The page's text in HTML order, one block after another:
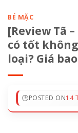
BÉ MẶC
[Review Tã
có tốt
loại? Giá
POSTED ON14